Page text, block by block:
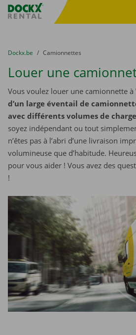
sitename
You are here:
du
Dockx.be to
Camionnettes
Louer une
Vous voulez louer une camionnette à
d’un large éventail de
avec différents volumes de
soyez indépendant ou tout
n’êtes pas à l’abri d’une livraison
volumineuse que d’habitude.
pour vous aider ! Vous avez des
!